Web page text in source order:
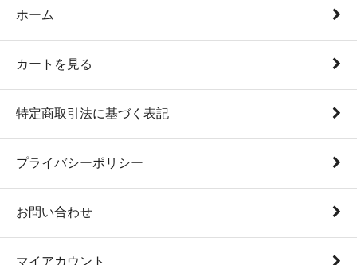
ホーム
カートを見る
特定商取引法に基づく表記
プライバシーポリシー
お問い合わせ
マイアカウント